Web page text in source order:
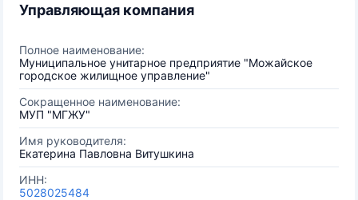
Управляющая компания
Полное наименование:
Муниципальное унитарное предприятие "Можайское
городское жилищное управление"
Сокращенное наименование:
МУП "МГЖУ"
Имя руководителя:
Екатерина Павловна Витушкина
ИНН:
5028025484